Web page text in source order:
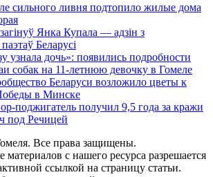
сильного ливня подтопило жилые дома
Янка Купала — адзін з
Беларусі
узнала дочь»: появились подробности
собак на 11-летнюю девочку в Гомеле
Беларуси возложило цветы к
в Минске
поджигатель получил 9,5 года за кражи
под Речицей
Все права защищены.
с нашего ресурса разрешается
ссылкой на страницу статьи.